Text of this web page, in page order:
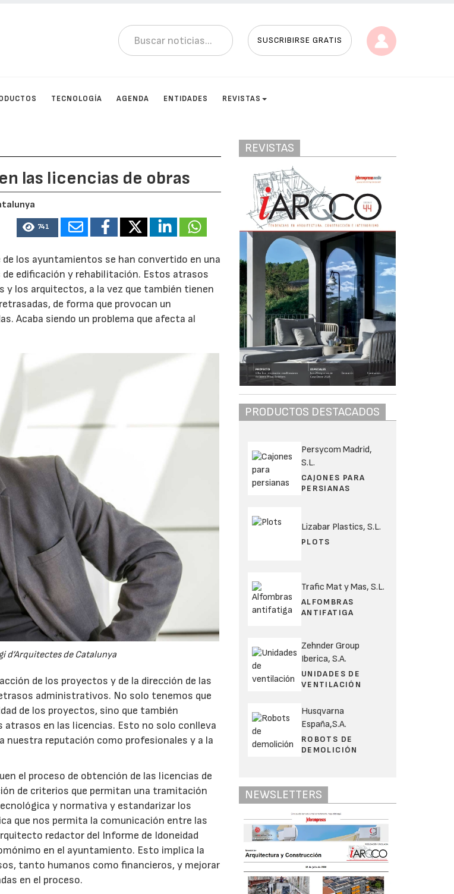
SUSCRIBIRSE GRATIS
TECNOLOGÍA AGENDA ENTIDADES REVISTAS
las licencias de obras
741
los ayuntamientos se han convertido en una
edificación y rehabilitación. Estos atrasos
y los arquitectos, a la vez que también tienen
de forma que provocan un
Acaba siendo un problema que afecta al
d’Arquitectes de Catalunya
de los proyectos y de la dirección de las
administrativos. No solo tenemos que
de los proyectos, sino que también
en las licencias. Esto no solo conlleva
nuestra reputación como profesionales y a la
el proceso de obtención de las licencias de
de criterios que permitan una tramitación
y normativa y estandarizar los
que nos permita la comunicación entre las
redactor del Informe de Idoneidad
en el ayuntamiento. Esto implica la
tanto humanos como financieros, y mejorar
en el proceso.
REVISTAS
PRODUCTOS DESTACADOS
Persycom Madrid,
S.L.
CAJONES PARA
PERSIANAS
Lizabar Plastics, S.L.
PLOTS
Trafic Mat y Mas, S.L.
ALFOMBRAS
ANTIFATIGA
Zehnder Group
Iberica, S.A.
UNIDADES DE
VENTILACIÓN
Husqvarna
España,S.A.
ROBOTS DE
DEMOLICIÓN
NEWSLETTERS